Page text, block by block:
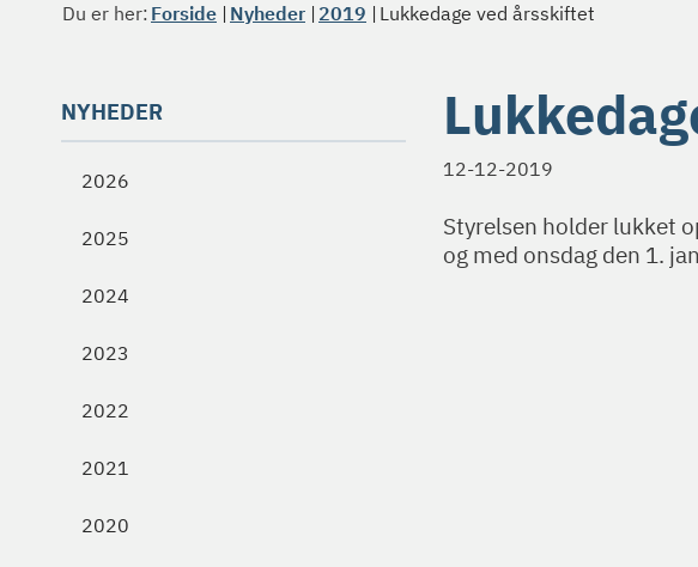
Du er her: Forside Nyheder 2019 Lukkedage ved årsskiftet
NYHEDER
2026
2025
2024
2023
2022
2021
2020
12-12-2019
Styrelsen holder lukket
og med onsdag den 1.